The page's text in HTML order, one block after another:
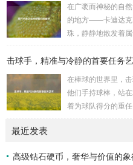
科学研究的外衣，
历史上看,生物武器
战争时期，某些国
在广袤而神秘的自
的地方——卡迪达克
珠，静静地散发着
复杂多样的地形地
照耀下闪耀着刺眼
冠，而山脚下，则
多，高大的乔木遮
击球手，精准与冷静的首要任务
在棒球的世界里，
他们手持球棒，站
着为球队得分的重
滑球，击球手需要
最近发表
高级钻石硬币，奢华与价值的象